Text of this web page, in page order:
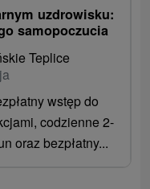
uzdrowisku:
samopoczucia
Teplice
wstęp do
codzienne 2-
oraz bezpłatny...